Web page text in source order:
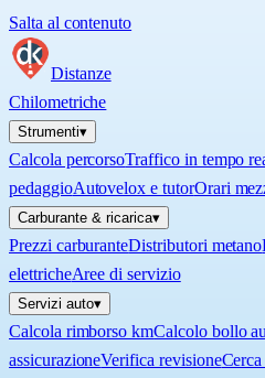
Salta al contenuto
Distanze
Chilometriche
Strumenti▾
Calcola percorsoTraffico in tempo
pedaggioAutovelox e tutorOrari
Carburante & ricarica▾
Prezzi carburanteDistributori metano
elettricheAree di servizio
Servizi auto▾
Calcola rimborso kmCalcolo bollo
assicurazioneVerifica revisione